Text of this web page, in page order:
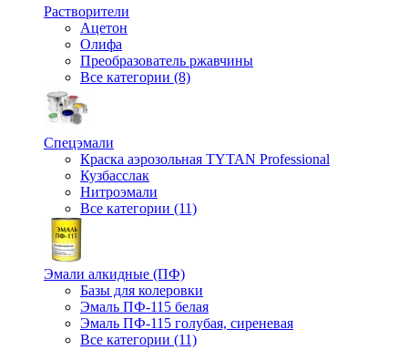
Растворители
Ацетон
Олифа
Преобразователь ржавчины
Все категории (8)
Спецэмали
Краска аэрозольная TYTAN Professional
Кузбасслак
Нитроэмали
Все категории (11)
Эмали алкидные (ПФ)
Базы для колеровки
Эмаль ПФ-115 белая
Эмаль ПФ-115 голубая, сиреневая
Все категории (11)